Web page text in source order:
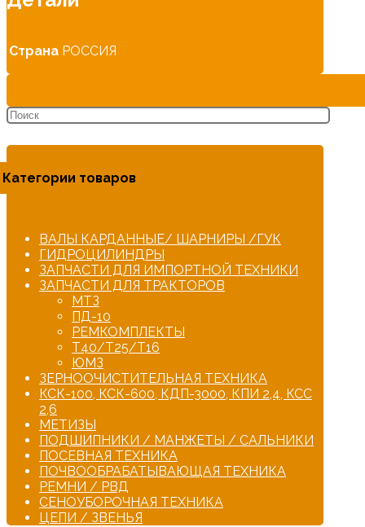
Страна РОССИЯ
Категории товаров
ВАЛЫ КАРДАННЫЕ/ ШАРНИРЫ /ГУК
ГИДРОЦИЛИНДРЫ
ЗАПЧАСТИ ДЛЯ ИМПОРТНОЙ ТЕХНИКИ
ЗАПЧАСТИ ДЛЯ ТРАКТОРОВ
МТЗ
ПД-10
РЕМКОМПЛЕКТЫ
Т40/Т25/Т16
ЮМЗ
ЗЕРНООЧИСТИТЕЛЬНАЯ ТЕХНИКА
КСК-100, КСК-600, КДП-3000, КПИ 2,4, КСС
2,6
МЕТИЗЫ
ПОДШИПНИКИ / МАНЖЕТЫ / САЛЬНИКИ
ПОСЕВНАЯ ТЕХНИКА
ПОЧВООБРАБАТЫВАЮЩАЯ ТЕХНИКА
РЕМНИ / РВД
СЕНОУБОРОЧНАЯ ТЕХНИКА
ЦЕПИ / ЗВЕНЬЯ